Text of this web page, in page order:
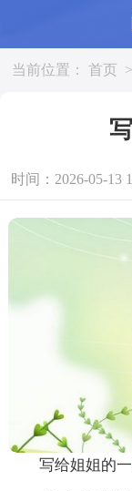
当前位置： 首页 >
时间：2026-05-13
写给姐姐的